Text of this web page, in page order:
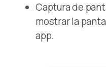
Captura de
mostrar la
app.